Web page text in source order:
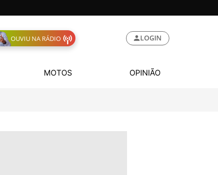
OUVIU NA RÁDIO LOGIN
MOTOS OPINIÃO